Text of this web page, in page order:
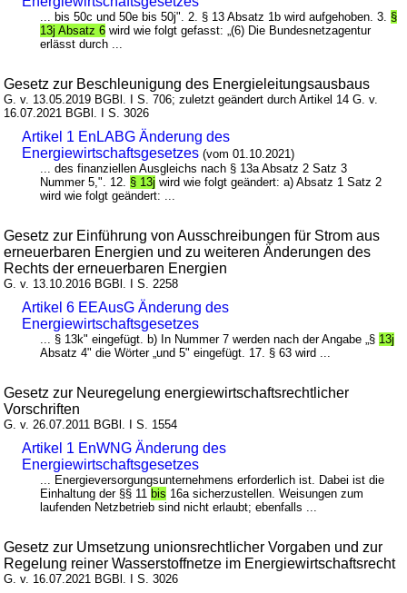
... bis 50c und 50e bis 50j". 2. § 13 Absatz 1b wird aufgehoben. 3. §
13j Absatz 6 wird wie folgt gefasst: „(6) Die Bundesnetzagentur
erlässt durch ...
Gesetz zur Beschleunigung des Energieleitungsausbaus
G. v. 13.05.2019 BGBl. I S. 706; zuletzt geändert durch Artikel 14 G. v.
16.07.2021 BGBl. I S. 3026
Artikel 1 EnLABG Änderung des
Energiewirtschaftsgesetzes (vom 01.10.2021)
... des finanziellen Ausgleichs nach § 13a Absatz 2 Satz 3
Nummer 5,". 12. § 13j wird wie folgt geändert: a) Absatz 1 Satz 2
wird wie folgt geändert: ...
Gesetz zur Einführung von Ausschreibungen für Strom aus
erneuerbaren Energien und zu weiteren Änderungen des
Rechts der erneuerbaren Energien
G. v. 13.10.2016 BGBl. I S. 2258
Artikel 6 EEAusG Änderung des
Energiewirtschaftsgesetzes
... § 13k" eingefügt. b) In Nummer 7 werden nach der Angabe „§ 13j
Absatz 4" die Wörter „und 5" eingefügt. 17. § 63 wird ...
Gesetz zur Neuregelung energiewirtschaftsrechtlicher
Vorschriften
G. v. 26.07.2011 BGBl. I S. 1554
Artikel 1 EnWNG Änderung des
Energiewirtschaftsgesetzes
... Energieversorgungsunternehmens erforderlich ist. Dabei ist die
Einhaltung der §§ 11bis 16a sicherzustellen. Weisungen zum
laufenden Netzbetrieb sind nicht erlaubt; ebenfalls ...
Gesetz zur Umsetzung unionsrechtlicher Vorgaben und zur
Regelung reiner Wasserstoffnetze im Energiewirtschaftsrecht
G. v. 16.07.2021 BGBl. I S. 3026